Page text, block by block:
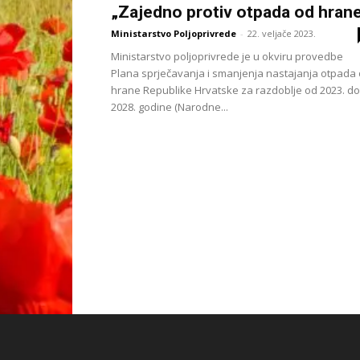
„Zajedno protiv otpada od
Ministarstvo Poljoprivrede - 22. veljače 2023.
Ministarstvo poljoprivrede je u okviru provedbe
Plana sprječavanja i smanjenja nastajanja otpada
hrane Republike Hrvatske za razdoblje od 2023. do
2028. godine (Narodne...